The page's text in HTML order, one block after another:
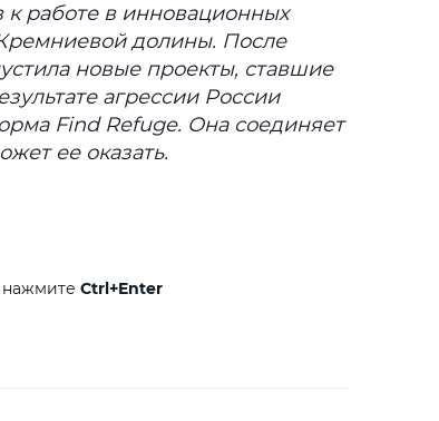
к работе в инновационных
долины. После
новые проекты, ставшие
агрессии России
Find Refuge. Она соединяет
ее оказать.
Ctrl+Enter